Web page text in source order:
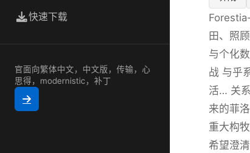
快速下载
官面向繁体中文，中文版，传输，心
思得，modernistic，补丁
田、照
与个化
战 与乎
活… 关
来的菲
重大构
希望澄